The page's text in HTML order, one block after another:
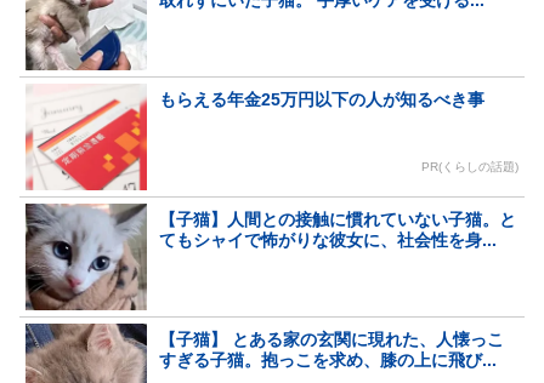
もらえる年金25万円以下の人が知るべき事
PR(くらしの話題)
【子猫】人間との接触に慣れていない子猫。と
てもシャイで怖がりな彼女に、社会性を身...
【子猫】 とある家の玄関に現れた、人懐っこ
すぎる子猫。抱っこを求め、膝の上に飛び...